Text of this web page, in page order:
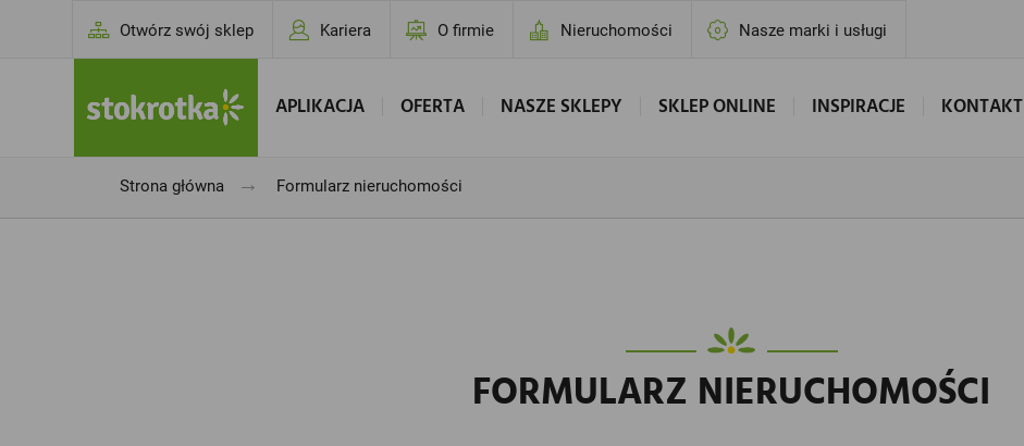
Otwórz swój sklep Kariera O firmie Nieruchomości Nasze marki i usługi
APLIKACJA OFERTA NASZE SKLEPY SKLEP ONLINE INSPIRACJE KONTAKT
Strona główna → Formularz nieruchomości
FORMULARZ NIERUCHOMOŚCI